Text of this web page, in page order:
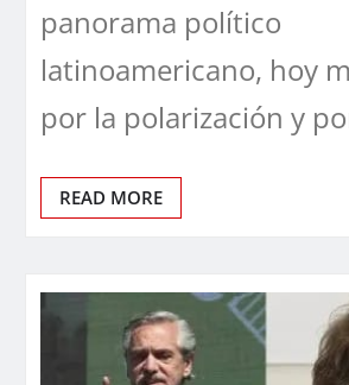
panorama político
latinoamericano, hoy
por la polarización y
READ MORE